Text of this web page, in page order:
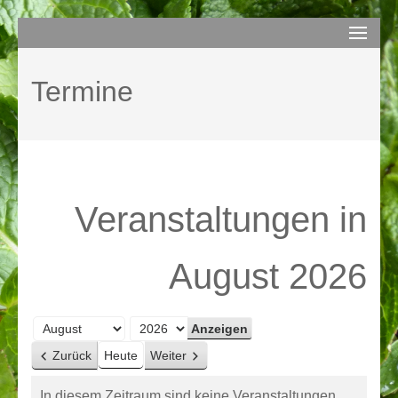
Inhalt
(Enter
drücken)
compurem
Termine
Veranstaltungen in
August 2026
Monat
Jahr
Zurück Heute Weiter